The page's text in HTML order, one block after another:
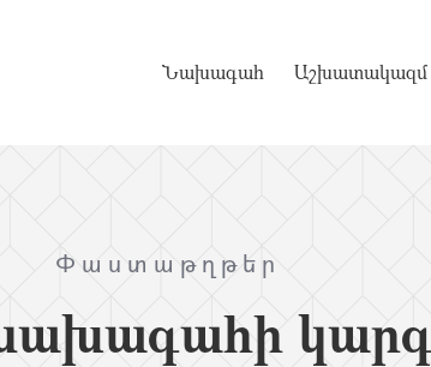
Նախագահ Աշխատակազմ
Փաստաթղթեր